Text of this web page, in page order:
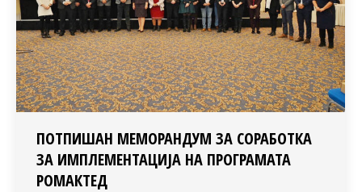
ПОТПИШАН МЕМОРАНДУМ ЗА СОРАБОТКА
ЗА ИМПЛЕМЕНТАЦИЈА НА ПРОГРАМАТА
РОМАКТЕД